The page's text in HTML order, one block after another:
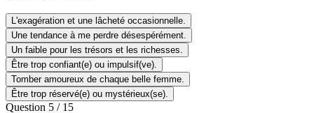
L'exagération et une lâcheté occasionnelle.
Une tendance à me perdre désespérément.
Un faible pour les trésors et les richesses.
Être trop confiant(e) ou impulsif(ve).
Tomber amoureux de chaque belle femme.
Être trop réservé(e) ou mystérieux(se).
Question 5 / 15